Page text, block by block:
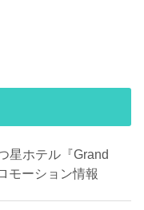
星ホテル『Grand
モーション情報